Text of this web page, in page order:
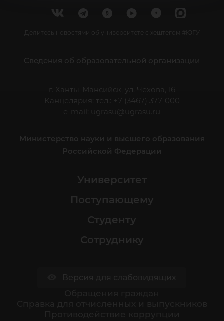
Делитесь новостями об университете с хештегом #ЮГУ
Сведения об образовательной организации
г. Ханты-Мансийск, ул. Чехова, 16
Канцелярия: тел.: +7 (3467) 377-000
e-mail:
ugrasu@ugrasu.ru
Министерство науки и высшего образования
Российской Федерации
Университет
Поступающему
Студенту
Сотруднику